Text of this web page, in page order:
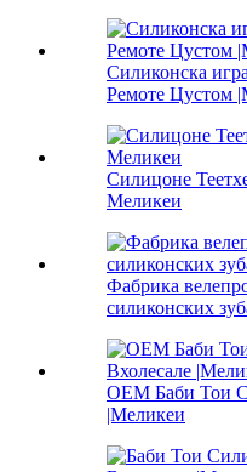
Силиконска
Ремоте Цустом
Силицоне
Меликеи
Фабрика
силиконских
ОЕМ Баби Тои
|Меликеи